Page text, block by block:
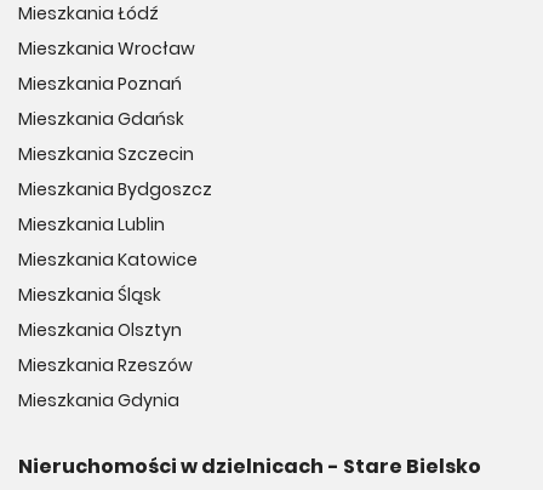
Mieszkania Łódź
Mieszkania Wrocław
Mieszkania Poznań
Mieszkania Gdańsk
Mieszkania Szczecin
Mieszkania Bydgoszcz
Mieszkania Lublin
Mieszkania Katowice
Mieszkania Śląsk
Mieszkania Olsztyn
Mieszkania Rzeszów
Mieszkania Gdynia
Nieruchomości w dzielnicach - Stare Bielsko